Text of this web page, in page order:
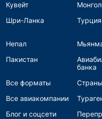
Кувейт
Шри-Ланка
Турция
Непал
Пакистан
банка
Все форматы Страны
Все авиакомпании
Блог и соцсети